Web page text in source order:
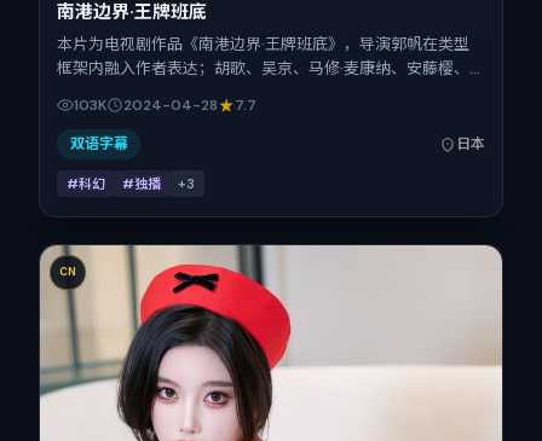
南港边界·王牌班底
本片为电视剧作品《南港边界·王牌班底》，导演郭帆在类型
框架内融入作者表达；胡歌、吴京、马修·麦康纳、安藤樱、
出品背景为日本。上映时间 2024年4月28日（公映登记日
2024-04-28），全片158分钟，节奏张弛有度。
103K 2024-04-28 7.7
双语字幕 日本
#科幻 #独播 +3
CN